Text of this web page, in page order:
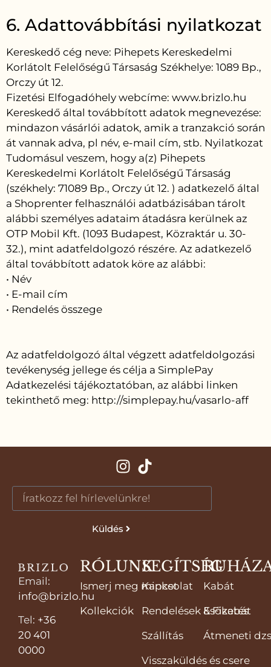
6. Adattovábbítási nyilatkozat
Kereskedő cég neve: Pihepets Kereskedelmi
Korlátolt Felelőségű Társaság Székhelye: 1089 Bp.,
Orczy út 12.
Fizetési Elfogadóhely webcíme: www.brizlo.hu
Kereskedő által továbbított adatok megnevezése:
mindazon vásárlói adatok, amik a tranzakció során
át vannak adva, pl név, e-mail cím, stb. Nyilatkozat
Tudomásul veszem, hogy a(z) Pihepets
Kereskedelmi Korlátolt Felelőségű Társaság
(székhely: 71089 Bp., Orczy út 12. ) adatkezelő által
a Shoprenter felhasználói adatbázisában tárolt
alábbi személyes adataim átadásra kerülnek az
OTP Mobil Kft. (1093 Budapest, Közraktár u. 30-
32.), mint adatfeldolgozó részére. Az adatkezelő
által továbbított adatok köre az alábbi:
• Név
• E-mail cím
• Rendelés összege
Az adatfeldolgozó által végzett adatfeldolgozási
tevékenység jellege és célja a SimplePay
Adatkezelési tájékoztatóban, az alábbi linken
tekinthető meg: http://simplepay.hu/vasarlo-aff
Küldés
Email:
info@brizlo.hu
Tel: +36
20 401
0000
RÓLUNK
Ismerj meg minket
Kollekciók
SEGÍTSÉG
Kapcsolat
Rendelések & Fizetés
Szállítás
Visszaküldés és csere
Kabát
Esőkabát
Átmeneti